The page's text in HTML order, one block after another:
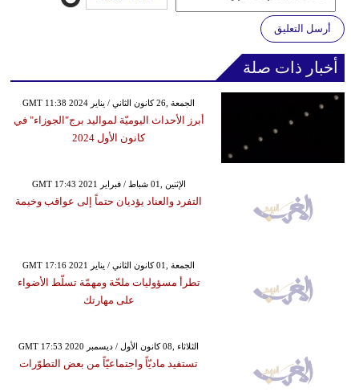
أرسل التعليق
أخبار ذات صلة
GMT 11:38 2024 الجمعة ,26 كانون الثاني / يناير
أبرز الأحداث اليوميّة لمواليد برج"الجوزاء" في
كانون الأول 2024
GMT 17:43 2021 الإثنين ,01 شباط / فبراير
التفرد والعناد يؤديان حتماً إلى عواقب وخيمة
GMT 17:16 2021 الجمعة ,01 كانون الثاني / يناير
تطرأ مسؤوليات ملحّة ومهمّة تسلّط الأضواء
على مهارتك
GMT 17:53 2020 الثلاثاء ,08 كانون الأول / ديسمبر
تستفيد ماديّاً واجتماعيّاً من بعض التطوّرات